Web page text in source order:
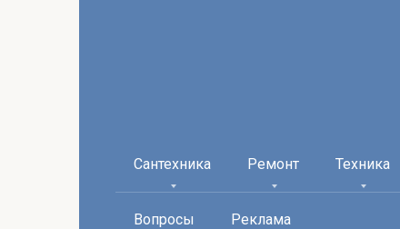
Сантехника Ремонт Техника
Вопросы Реклама